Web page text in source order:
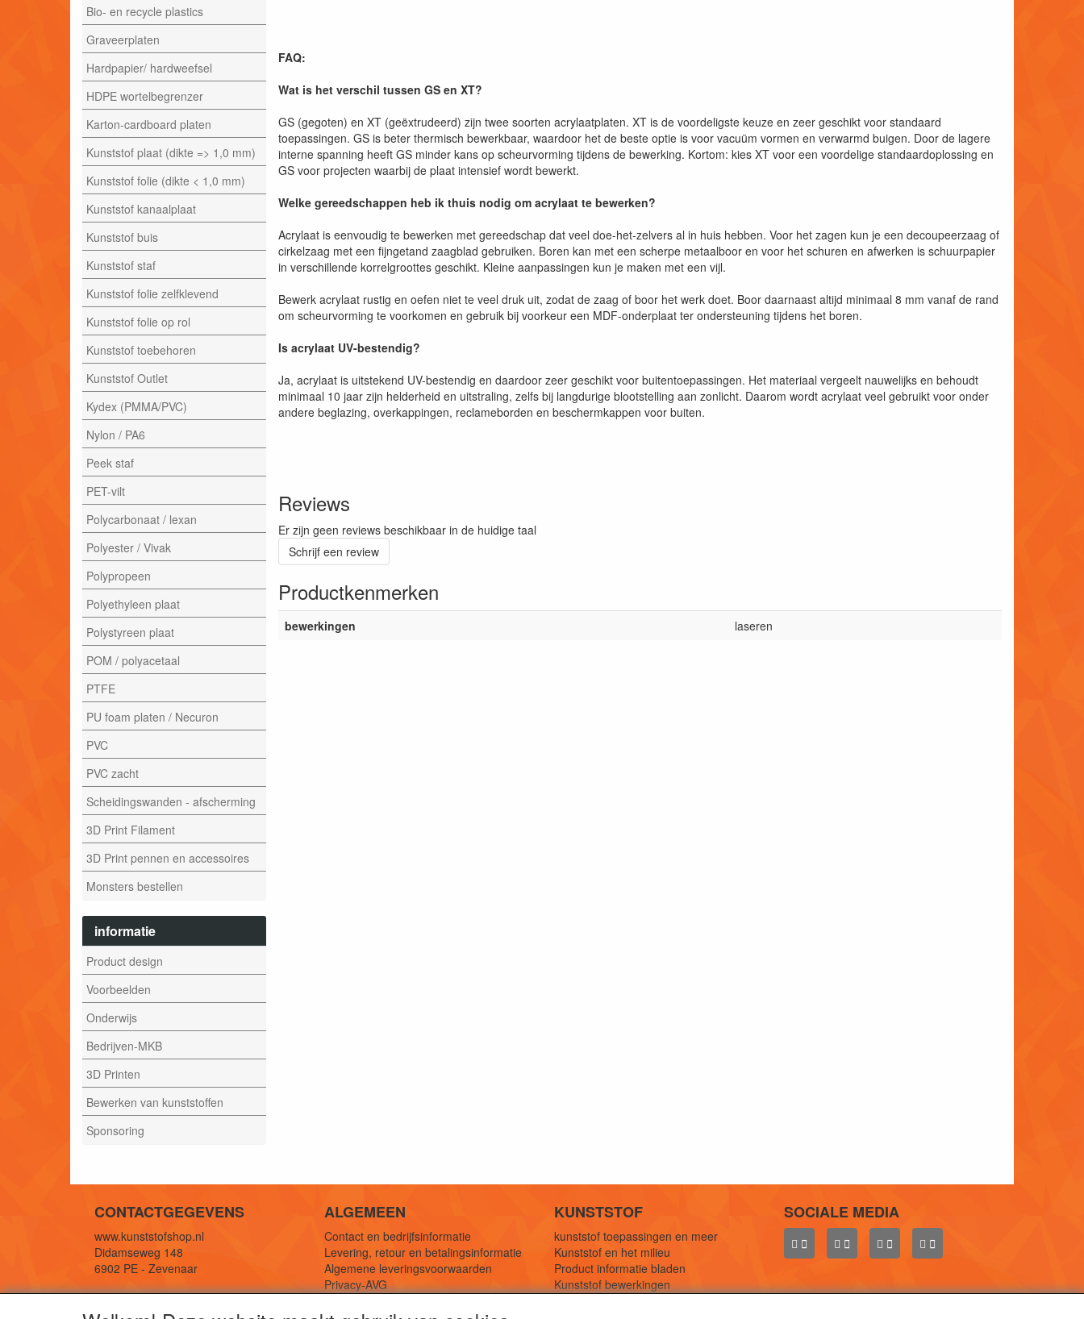
Bio- en recycle plastics
Graveerplaten
Hardpapier/ hardweefsel
HDPE wortelbegrenzer
Karton-cardboard platen
Kunststof plaat (dikte => 1,0 mm)
Kunststof folie (dikte < 1,0 mm)
Kunststof kanaalplaat
Kunststof buis
Kunststof staf
Kunststof folie zelfklevend
Kunststof folie op rol
Kunststof toebehoren
Kunststof Outlet
Kydex (PMMA/PVC)
Nylon / PA6
Peek staf
PET-vilt
Polycarbonaat / lexan
Polyester / Vivak
Polypropeen
Polyethyleen plaat
Polystyreen plaat
POM / polyacetaal
PTFE
PU foam platen / Necuron
PVC
PVC zacht
Scheidingswanden - afscherming
3D Print Filament
3D Print pennen en accessoires
Monsters bestellen
informatie
Product design
Voorbeelden
Onderwijs
Bedrijven-MKB
3D Printen
Bewerken van kunststoffen
Sponsoring
FAQ:
Wat is het verschil tussen GS en XT?
GS (gegoten) en XT (geëxtrudeerd) zijn twee soorten acrylaatplaten. XT is de voordeligste keuze en zeer geschikt voor standaard
toepassingen. GS is beter thermisch bewerkbaar, waardoor het de beste optie is voor vacuüm vormen en verwarmd buigen. Door de lagere
interne spanning heeft GS minder kans op scheurvorming tijdens de bewerking. Kortom: kies XT voor een voordelige standaardoplossing en
GS voor projecten waarbij de plaat intensief wordt bewerkt.
Welke gereedschappen heb ik thuis nodig om acrylaat te bewerken?
Acrylaat is eenvoudig te bewerken met gereedschap dat veel doe-het-zelvers al in huis hebben. Voor het zagen kun je een decoupeerzaag of
cirkelzaag met een fijngetand zaagblad gebruiken. Boren kan met een scherpe metaalboor en voor het schuren en afwerken is schuurpapier
in verschillende korrelgroottes geschikt. Kleine aanpassingen kun je maken met een vijl.
Bewerk acrylaat rustig en oefen niet te veel druk uit, zodat de zaag of boor het werk doet. Boor daarnaast altijd minimaal 8 mm vanaf de rand
om scheurvorming te voorkomen en gebruik bij voorkeur een MDF-onderplaat ter ondersteuning tijdens het boren.
Is acrylaat UV-bestendig?
Ja, acrylaat is uitstekend UV-bestendig en daardoor zeer geschikt voor buitentoepassingen. Het materiaal vergeelt nauwelijks en behoudt
minimaal 10 jaar zijn helderheid en uitstraling, zelfs bij langdurige blootstelling aan zonlicht. Daarom wordt acrylaat veel gebruikt voor onder
andere beglazing, overkappingen, reclameborden en beschermkappen voor buiten.
Reviews
Er zijn geen reviews beschikbaar in de huidige taal
Schrijf een review
Productkenmerken
bewerkingen laseren
CONTACTGEGEVENS
www.kunststofshop.nl
Didamseweg 148
6902 PE - Zevenaar
ALGEMEEN
Contact en bedrijfsinformatie
Levering, retour en betalingsinformatie
Algemene leveringsvoorwaarden
Privacy-AVG
KUNSTSTOF
kunststof toepassingen en meer
Kunststof en het milieu
Product informatie bladen
Kunststof bewerkingen
SOCIALE MEDIA